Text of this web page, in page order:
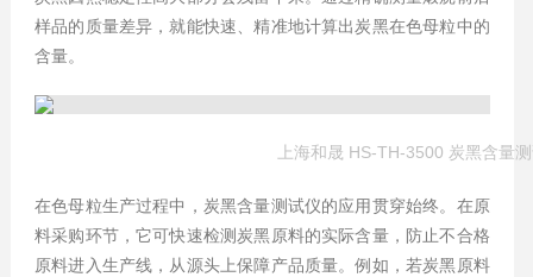
样品的质量差异，就能快速、精准地计算出炭黑在色母粒中的
含量。
上海和晟 HS-TH-3500 炭黑含量
在色母粒生产过程中，炭黑含量测试仪的应用贯穿始终。在原
料采购环节，它可快速检测炭黑原料的实际含量，防止不合格
原料进入生产线，从源头上保障产品质量。例如，若炭黑原料